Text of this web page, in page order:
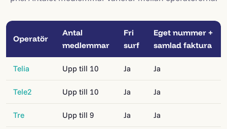
Operatör
Antal
medlemmar
Fri
surf
Eget nummer +
samlad faktura
Telia Upp till 10 Ja Ja
Tele2 Upp till 10 Ja Ja
Tre Upp till 9 Ja Ja